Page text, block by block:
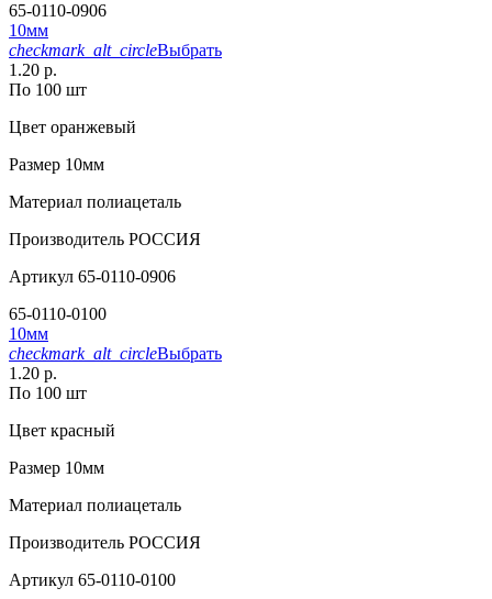
65-0110-0906
10мм
checkmark_alt_circleВыбрать
1.20 р.
По 100 шт
Цвет оранжевый
Размер 10мм
Материал полиацеталь
Производитель РОССИЯ
Артикул 65-0110-0906
65-0110-0100
10мм
checkmark_alt_circleВыбрать
1.20 р.
По 100 шт
Цвет красный
Размер 10мм
Материал полиацеталь
Производитель РОССИЯ
Артикул 65-0110-0100